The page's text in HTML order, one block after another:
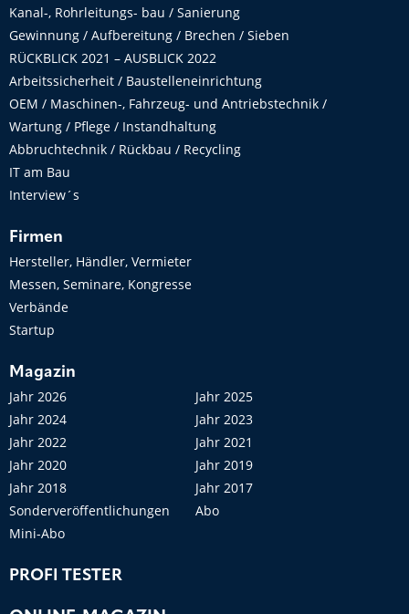
Kanal-, Rohrleitungs- bau / Sanierung
Gewinnung / Aufbereitung / Brechen / Sieben
RÜCKBLICK 2021 – AUSBLICK 2022
Arbeitssicherheit / Baustelleneinrichtung
OEM / Maschinen-, Fahrzeug- und Antriebstechnik /
Wartung / Pflege / Instandhaltung
Abbruchtechnik / Rückbau / Recycling
IT am Bau
Interview´s
Firmen
Hersteller, Händler, Vermieter
Messen, Seminare, Kongresse
Verbände
Startup
Magazin
Jahr 2026
Jahr 2025
Jahr 2024
Jahr 2023
Jahr 2022
Jahr 2021
Jahr 2020
Jahr 2019
Jahr 2018
Jahr 2017
Sonderveröffentlichungen
Abo
Mini-Abo
PROFI TESTER